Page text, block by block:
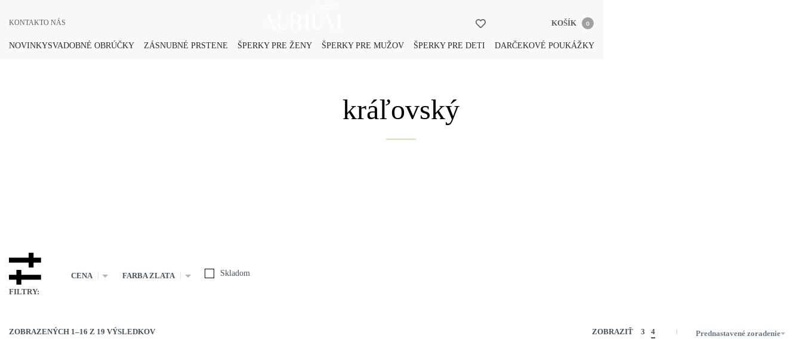
KONTAKTO NÁS KOŠÍK 0
NOVINKYSVADOBNÉ OBRÚČKY ZÁSNUBNÉ PRSTENE ŠPERKY PRE ŽENY ŠPERKY PRE MUŽOV ŠPERKY PRE DETI DARČEKOVÉ POUKÁŽKY
kráľovský
FILTRY:
CENA FARBA ZLATA Skladom
ZOBRAZENÝCH 1–16 Z 19 VÝSLEDKOV ZOBRAZIŤ 3 4 Prednastavené zoradenie